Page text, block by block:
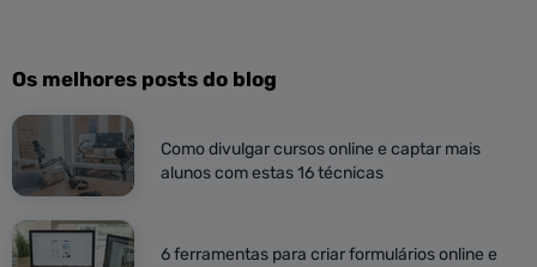
Os melhores posts do blog
Como divulgar cursos online e captar mais
alunos com estas 16 técnicas
6 ferramentas para criar formulários online e